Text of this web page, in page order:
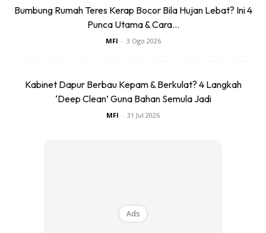
Ads
Bumbung Rumah Teres Kerap Bocor Bila Hujan Lebat? Ini 4
Punca Utama & Cara...
MFI - 3 Ogo 2026
Kabinet Dapur Berbau Kepam & Berkulat? 4 Langkah
‘Deep Clean’ Guna Bahan Semula Jadi
MFI - 31 Jul 2026
Ads